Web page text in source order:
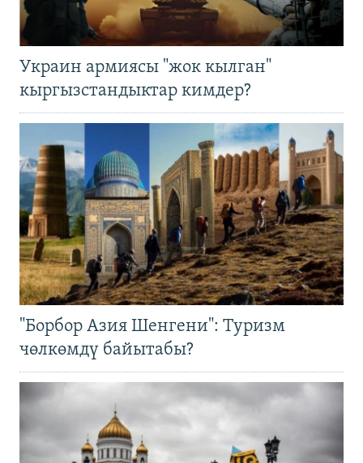
Украин армиясы "жок кылган"
кыргызстандыктар кимдер?
"Борбор Азия Шенгени": Туризм
чөлкөмдү байытабы?